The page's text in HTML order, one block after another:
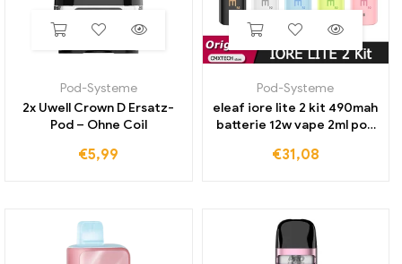
Pod-Systeme
2x Uwell Crown D Ersatz-
Pod – Ohne Coil
€5,99
Pod-Systeme
eleaf iore lite 2 kit 490mah
batterie 12w vape 2ml pod
mesh spule e zigaretten
€31,08